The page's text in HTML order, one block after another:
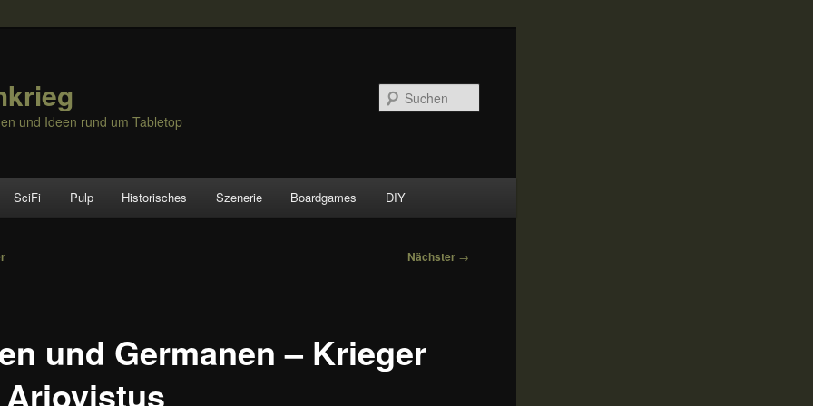
und Ideen rund um Tabletop
SciFi Pulp Historisches Szenerie Boardgames DIY
Nächster →
und Germanen – Krieger